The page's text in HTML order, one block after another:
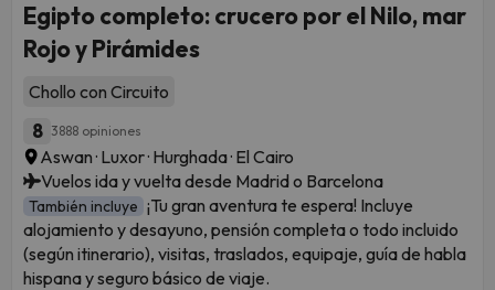
Egipto completo: crucero por el Nilo, mar
Rojo y Pirámides
Chollo con Circuito
8 3888 opiniones
Aswan · Luxor · Hurghada · El Cairo
Vuelos ida y vuelta desde Madrid o Barcelona
También incluye ¡Tu gran aventura te espera! Incluye
alojamiento y desayuno, pensión completa o todo incluido
(según itinerario), visitas, traslados, equipaje, guía de habla
hispana y seguro básico de viaje.